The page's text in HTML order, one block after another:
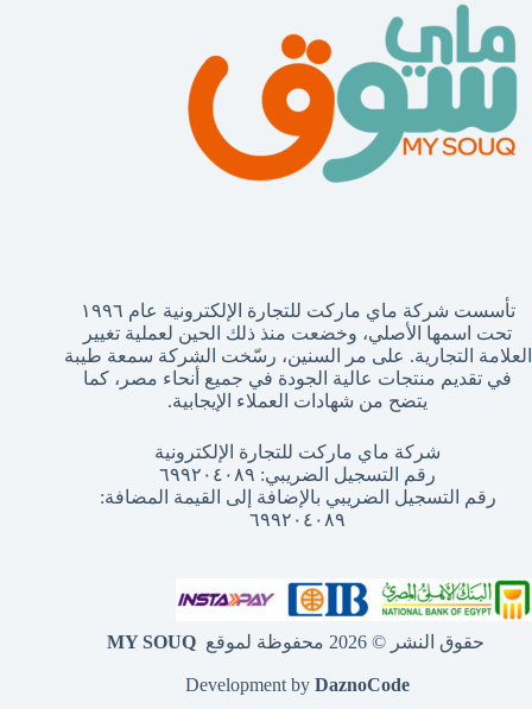
تأسست شركة ماي ماركت للتجارة الإلكترونية عام ١٩٩٦
تحت اسمها الأصلي، وخضعت منذ ذلك الحين لعملية تغيير
العلامة التجارية. على مر السنين، رسّخت الشركة سمعة طيبة
في تقديم منتجات عالية الجودة في جميع أنحاء مصر، كما
يتضح من شهادات العملاء الإيجابية.
شركة ماي ماركت للتجارة الإلكترونية
رقم التسجيل الضريبي: ٦٩٩٢٠٤٠٨٩
رقم التسجيل الضريبي بالإضافة إلى القيمة المضافة:
٦٩٩٢٠٤٠٨٩
حقوق النشر © 2026 محفوظة لموقع MY SOUQ
Development byDaznoCode